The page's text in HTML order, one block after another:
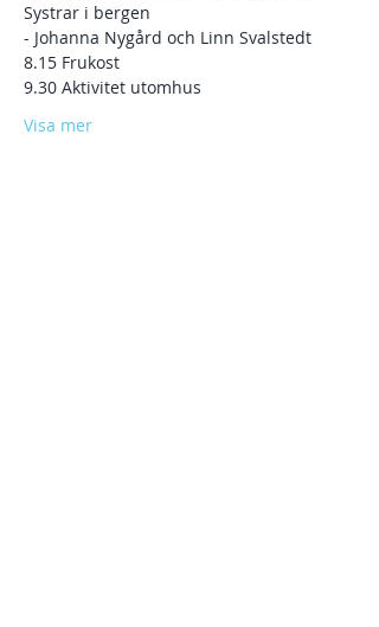
Systrar i bergen
- Johanna Nygård och Linn Svalstedt
8.15 Frukost
9.30 Aktivitet utomhus
Visa mer